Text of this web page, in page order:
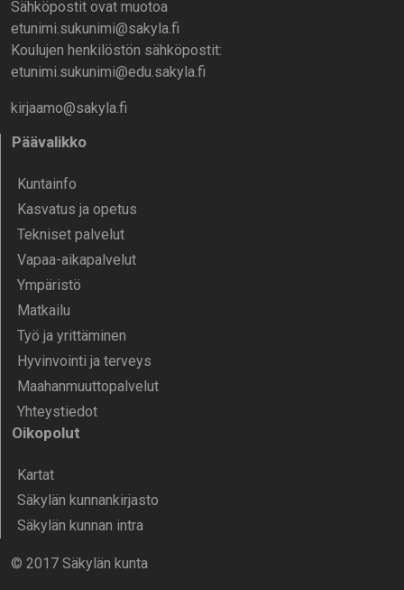
Sähköpostit ovat muotoa
etunimi.sukunimi@sakyla.fi
Koulujen henkilöstön sähköpostit:
etunimi.sukunimi@edu.sakyla.fi
kirjaamo@sakyla.fi
Päävalikko
Kunta­info
Kasvatus ja opetus
Tekniset palvelut
Vapaa-aika­palvelut
Ympä­ristö
Mat­kailu
Työ ja yrittä­minen
Hyvinvointi ja terveys
Maahanmuuttopalvelut
Yhteystiedot
Oikopolut
Kartat
Säkylän kunnankirjasto
Säkylän kunnan intra
© 2017 Säkylän kunta